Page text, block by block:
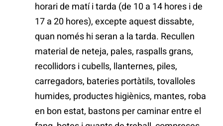
horari de matí i tarda (de 10 a 14 hores i de
17 a 20 hores), excepte aquest dissabte,
quan només hi seran a la tarda. Recullen
material de neteja, pales, raspalls grans,
recollidors i cubells, llanternes, piles,
carregadors, bateries portàtils, tovalloles
humides, productes higiènics, mantes, roba
en bon estat, bastons per caminar entre el